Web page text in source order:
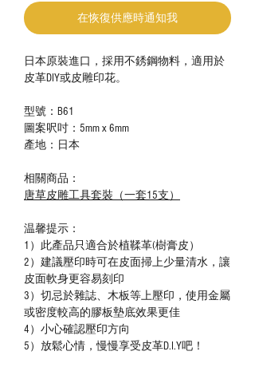
在恢復供應時通知我
日本原裝進口，採用不銹鋼物料，適用於
皮革DIY或皮雕印花。
型號：B61
圖案呎吋：5mm x 6mm
產地：日本
相關商品：
唐草皮雕工具套裝（一套15支）
温馨提示：
1）此產品只適合於植鞣革(樹膏皮）
2）建議壓印時可在皮面掃上少量清水，讓
皮面軟身更容易刻印
3）切忌於雜誌、木板等上壓印，使用金屬
或密度較高的膠板墊底效果更佳
4）小心確認壓印方向
5）放鬆心情，慢慢享受皮革D.I.Y吧！